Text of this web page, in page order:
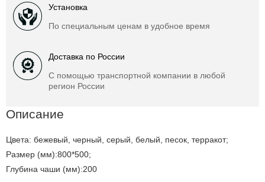
Установка
По специальным ценам в удобное время
Доставка по России
С помощью транспортной компании в любой
регион России
Описание
Цвета: бежевый, черный, серый, белый, песок, терракот;
Размер (мм):800*500;
Глубина чаши (мм):200